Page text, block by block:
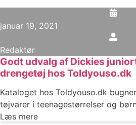
januar 19, 2021
Redaktør
Godt udvalg af Dickies
drengetøj hos Toldyouso.dk
Kataloget hos Toldyouso.dk
tøjvarer i teenagestørrelser og
Læs mere